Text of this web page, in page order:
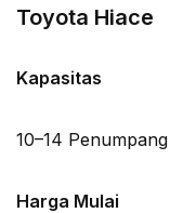
Toyota Hiace
Kapasitas
10–14 Penumpang
Harga Mulai